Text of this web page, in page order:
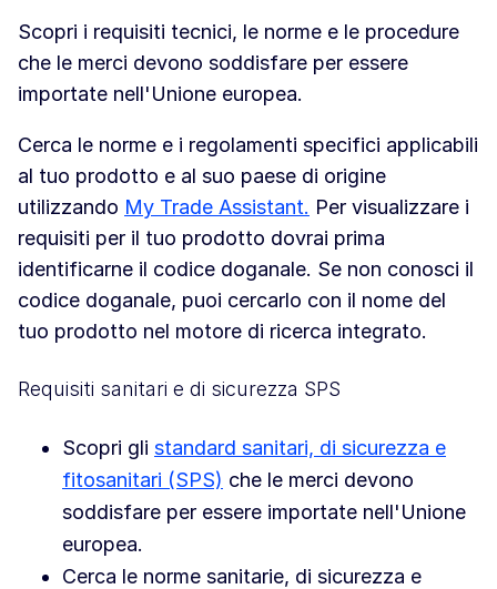
Scopri i requisiti tecnici, le norme e le procedure
che le merci devono soddisfare per essere
importate nell'Unione europea.
Cerca le norme e i regolamenti specifici applicabili
al tuo prodotto e al suo paese di origine
utilizzando My Trade Assistant. Per visualizzare i
requisiti per il tuo prodotto dovrai prima
identificarne il codice doganale. Se non conosci il
codice doganale, puoi cercarlo con il nome del
tuo prodotto nel motore di ricerca integrato.
Requisiti sanitari e di sicurezza SPS
Scopri gli standard sanitari, di sicurezza e
fitosanitari (SPS) che le merci devono
soddisfare per essere importate nell'Unione
europea.
Cerca le norme sanitarie, di sicurezza e